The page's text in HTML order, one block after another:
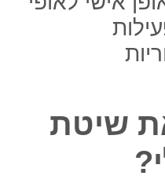
שיטת